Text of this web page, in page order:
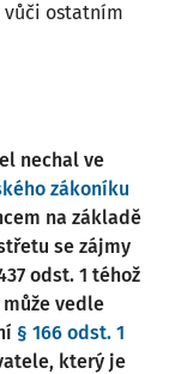
ostatním
nechal ve
zákoníku
na základě
se zájmy
odst. 1 téhož
vedle
§ 166 odst. 1
který je